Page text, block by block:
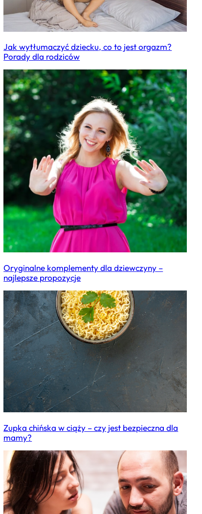
Jak wytłumaczyć dziecku, co to jest orgazm?
Porady dla rodziców
Oryginalne komplementy dla dziewczyny –
najlepsze propozycje
Zupka chińska w ciąży – czy jest bezpieczna dla
mamy?